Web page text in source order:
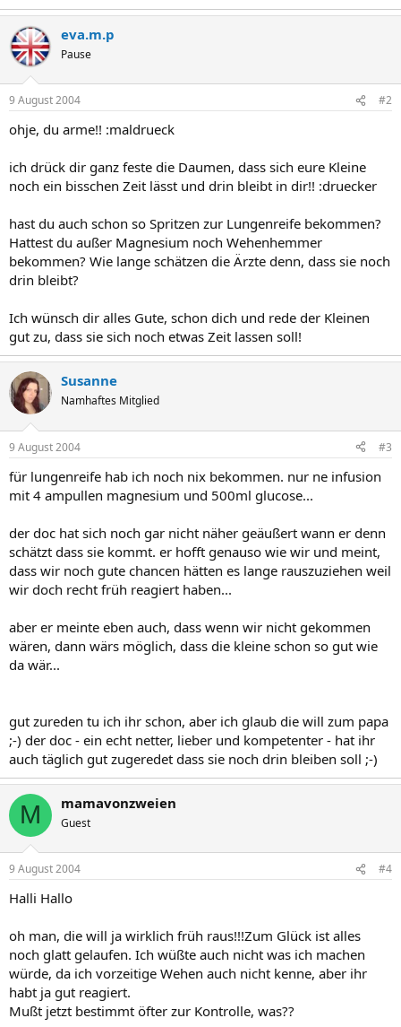
eva.m.p
Pause
9 August 2004 #2
ohje, du arme!! :maldrueck
ich drück dir ganz feste die Daumen, dass sich eure Kleine
noch ein bisschen Zeit lässt und drin bleibt in dir!! :druecker
hast du auch schon so Spritzen zur Lungenreife bekommen?
Hattest du außer Magnesium noch Wehenhemmer
bekommen? Wie lange schätzen die Ärzte denn, dass sie noch
drin bleibt?
Ich wünsch dir alles Gute, schon dich und rede der Kleinen
gut zu, dass sie sich noch etwas Zeit lassen soll!
Susanne
Namhaftes Mitglied
9 August 2004 #3
für lungenreife hab ich noch nix bekommen. nur ne infusion
mit 4 ampullen magnesium und 500ml glucose...
der doc hat sich noch gar nicht näher geäußert wann er denn
schätzt dass sie kommt. er hofft genauso wie wir und meint,
dass wir noch gute chancen hätten es lange rauszuziehen weil
wir doch recht früh reagiert haben...
aber er meinte eben auch, dass wenn wir nicht gekommen
wären, dann wärs möglich, dass die kleine schon so gut wie
da wär...
gut zureden tu ich ihr schon, aber ich glaub die will zum papa
;-) der doc - ein echt netter, lieber und kompetenter - hat ihr
auch täglich gut zugeredet dass sie noch drin bleiben soll ;-)
M mamavonzweien
Guest
9 August 2004 #4
Halli Hallo
oh man, die will ja wirklich früh raus!!!Zum Glück ist alles
noch glatt gelaufen. Ich wüßte auch nicht was ich machen
würde, da ich vorzeitige Wehen auch nicht kenne, aber ihr
habt ja gut reagiert.
Mußt jetzt bestimmt öfter zur Kontrolle, was??